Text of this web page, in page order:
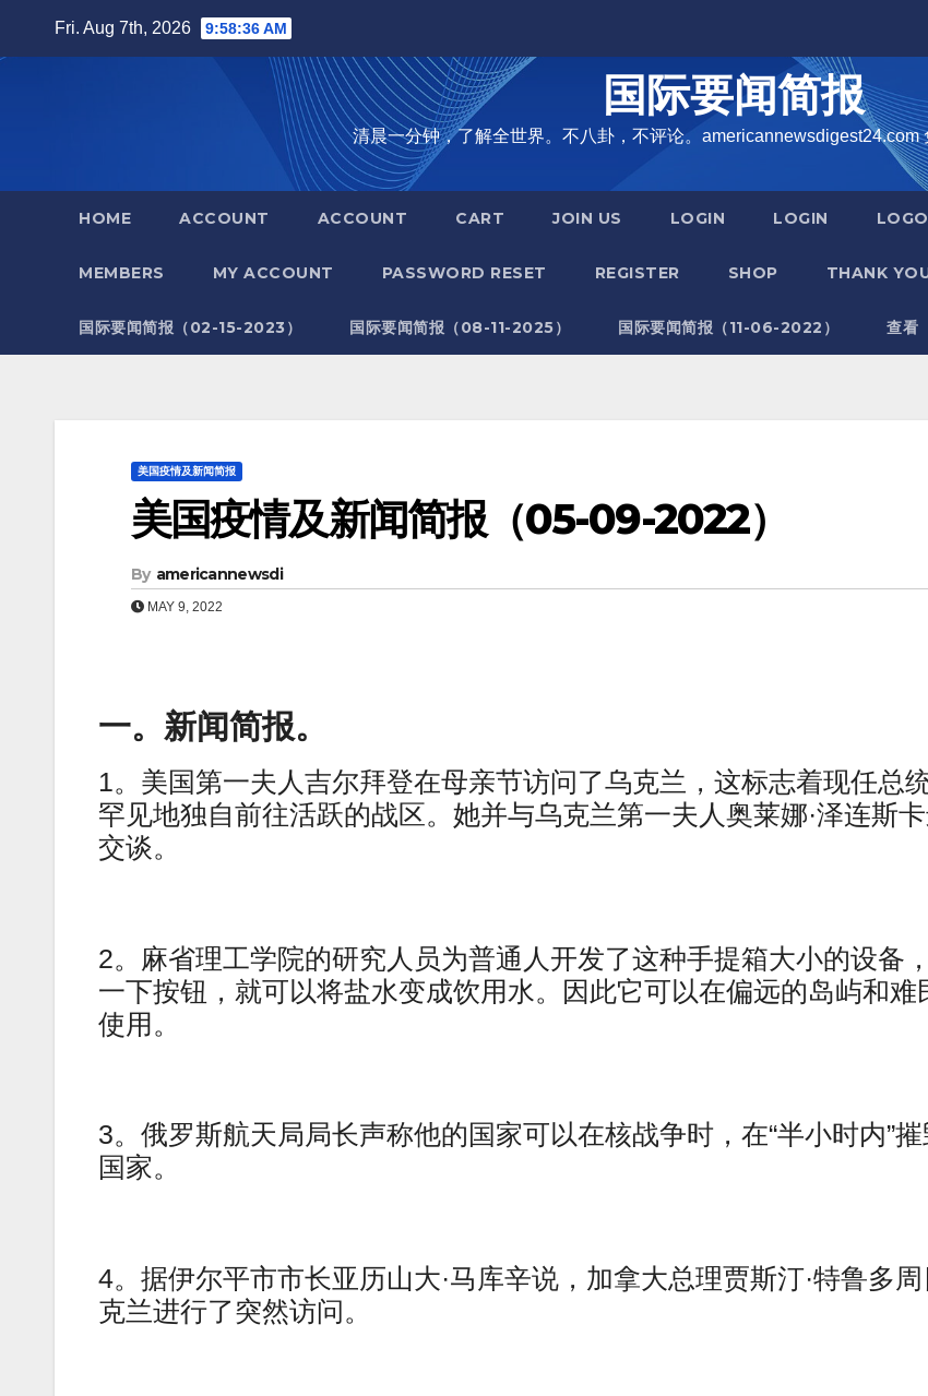
Fri. Aug 7th, 2026 9:58:37 AM
国际要闻简报
清晨一分钟，了解全世界。不八卦，不评论。americannewsdigest24.com
HOME ACCOUNT ACCOUNT CART JOIN US LOGIN LOGIN
MEMBERS MY ACCOUNT PASSWORD RESET REGISTER SHOP THANK
国际要闻简报（02-15-2023） 国际要闻简报（08-11-2025） 国际要闻简报（11-06-2022） 查看
美国疫情及新闻简报
美国疫情及新闻简报（05-09-2022）
By americannewsdi
MAY 9, 2022
一。新闻简报。
1。美国第一夫人吉尔拜登在母亲节访问了乌克兰，这标志着现任总
罕见地独自前往活跃的战区。她并与乌克兰第一夫人奥莱娜·泽连斯
交谈。
2。麻省理工学院的研究人员为普通人开发了这种手提箱大小的设备
一下按钮，就可以将盐水变成饮用水。因此它可以在偏远的岛屿和难
使用。
3。俄罗斯航天局局长声称他的国家可以在核战争时，在“半小时内”
国家。
4。据伊尔平市市长亚历山大·马库辛说，加拿大总理贾斯汀·特鲁多
克兰进行了突然访问。